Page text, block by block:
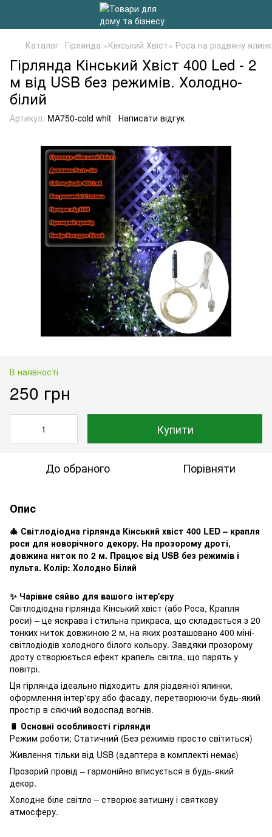
Каталог Гірлянда «Кінський Хвіст» Роса на різдвяну
Гірлянда Кінський Хвіст 400 Led - 2
м від USB без режимів. Холодно-
білий
Артикул: MA750-cold whit Написати відгук
В наявності
250 грн
Купити
До обраного Порівняти
Опис
🎄 Світлодіодна гірлянда Кінський хвіст 400 LED – крапля
роси для новорічного декору. На прозорому дроті,
довжина ниток по 2 м. Працює від USB без режимів і
пульта. Колір: Холодно Білий
✨ Чарівне сяйво для вашого інтер'єру
Світлодіодна гірлянда Кінський хвіст (або Роса, Крапля
роси) – це яскрава і стильна прикраса, що складається з 20
тонких ниток довжиною 2 м, на яких розташовано 400 міні-
світлодіодів холодного білого кольору. Завдяки прозорому
дроту створюється ефект крапель світла, що парять у
повітрі.
Ця гірлянда ідеально підходить для різдвяної ялинки,
оформлення інтер'єру або фасаду, перетворюючи будь-який
простір в сяючий водоспад вогнів.
🔋 Основні особливості гірлянди
Режим роботи; Статичний (Без режимів просто світиться)
Живлення тільки від USB (адаптера в комплекті немає)
Прозорий провід – гармонійно вписується в будь-який
декор.
Холодне біле світло – створює затишну і святкову
атмосферу.